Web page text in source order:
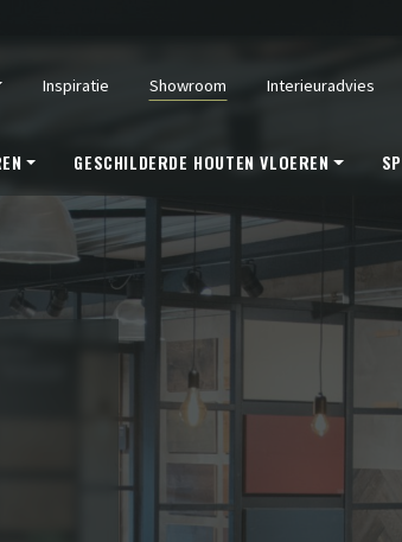
Inspiratie Showroom Interieuradvies
GESCHILDERDE HOUTEN VLOEREN